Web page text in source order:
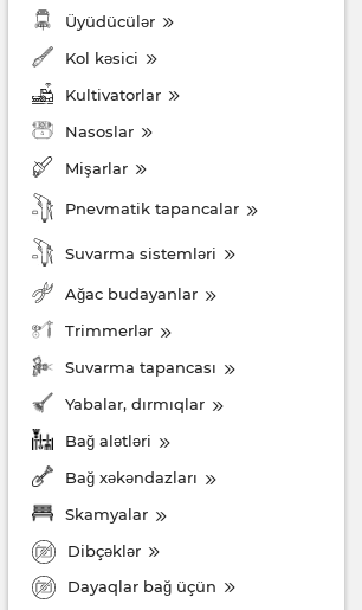
Üyüdücülər
Kol kəsici
Kultivatorlar
Nasoslar
Mişarlar
Pnevmatik tapancalar
Suvarma sistemləri
Ağac budayanlar
Trimmerlər
Suvarma tapancası
Yabalar, dırmıqlar
Bağ alətləri
Bağ xəkəndazları
Skamyalar
Dibçəklər
Dayaqlar bağ üçün